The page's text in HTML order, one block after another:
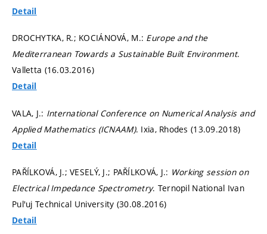
Detail
DROCHYTKA, R.; KOCIÁNOVÁ, M.: Europe and the
Mediterranean Towards a Sustainable Built Environment.
Valletta (16.03.2016)
Detail
VALA, J.: International Conference on Numerical Analysis and
Applied Mathematics (ICNAAM). Ixia, Rhodes (13.09.2018)
Detail
PAŘÍLKOVÁ, J.; VESELÝ, J.; PAŘÍLKOVÁ, J.: Working session on
Electrical Impedance Spectrometry. Ternopil National Ivan
Pul'uj Technical University (30.08.2016)
Detail